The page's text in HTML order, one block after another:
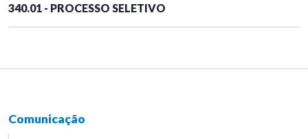
340.01 - PROCESSO SELETIVO
Comunicação